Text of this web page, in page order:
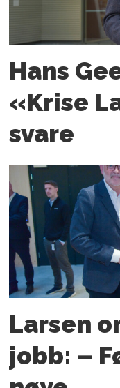
Hans
«Krise
svare
Larsen
jobb: –